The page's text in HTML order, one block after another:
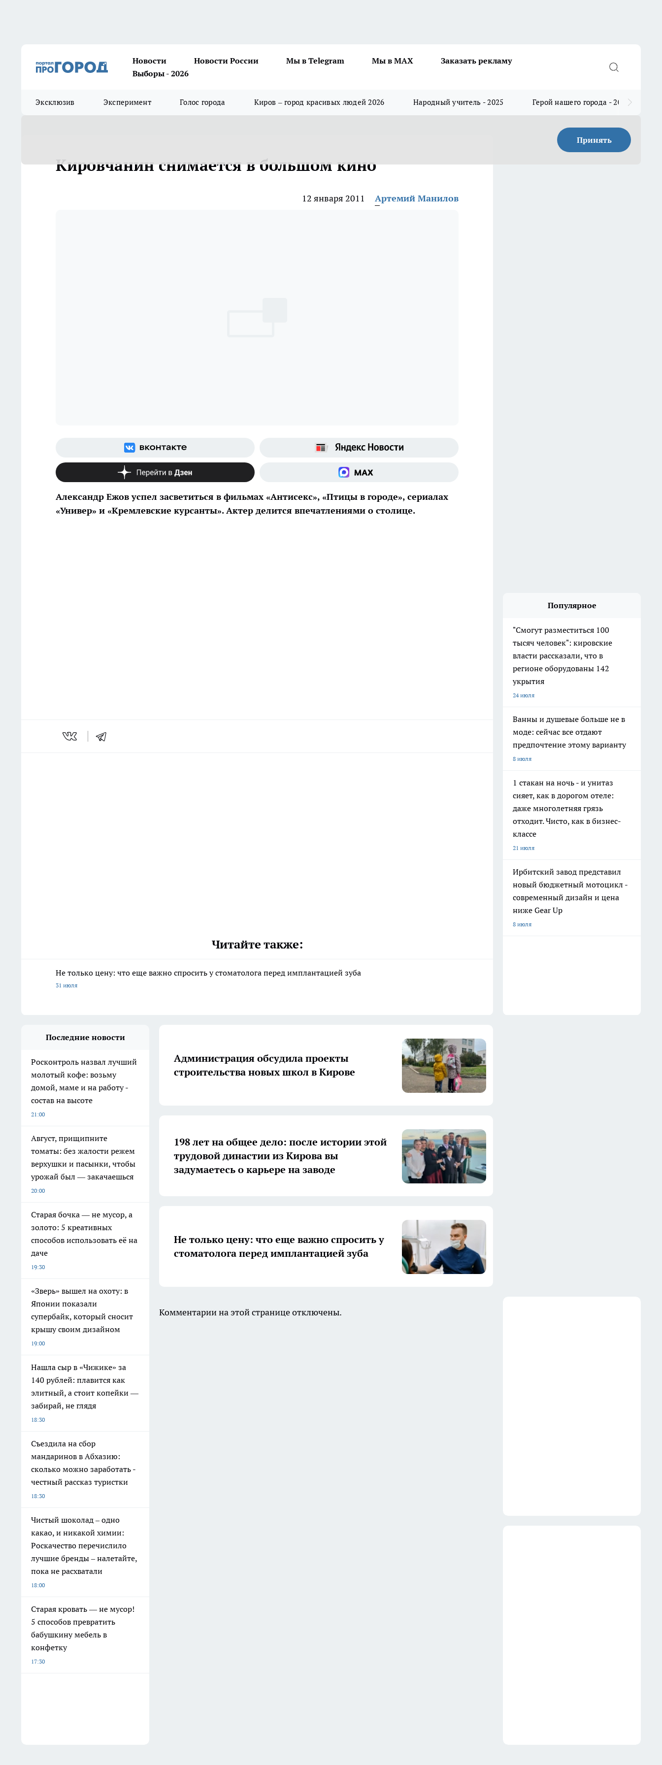
Новости Новости России Мы в Telegram Мы в MAX
Заказать рекламу
Выборы - 2026
Эксклюзив Эксперимент Голос города Киров – город красивых людей 2026 Народный учитель - 2025 Герой нашего города - 2025
Принять
Кировчанин снимается в большом кино
12 января 2011 Артемий Манилов
Александр Ежов успел засветиться в фильмах «Антисекс», «Птицы в городе», сериалах
«Универ» и «Кремлевские курсанты». Актер делится впечатлениями о столице.
Читайте также:
Не только цену: что еще важно спросить у стоматолога перед имплантацией зуба
31 июля
Популярное
"Смогут разместиться 100
тысяч человек": кировские
власти рассказали, что в
регионе оборудованы 142
укрытия
24 июля
Ванны и душевые больше не в
моде: сейчас все отдают
предпочтение этому варианту
8 июля
1 стакан на ночь - и унитаз
сияет, как в дорогом отеле:
даже многолетняя грязь
отходит. Чисто, как в бизнес-
классе
21 июля
Ирбитский завод представил
новый бюджетный мотоцикл -
современный дизайн и цена
ниже Gear Up
8 июля
Последние новости
Росконтроль назвал лучший
молотый кофе: возьму
домой, маме и на работу -
состав на высоте
21:00
Август, прищипните
томаты: без жалости режем
верхушки и пасынки, чтобы
урожай был — закачаешься
20:00
Старая бочка — не мусор, а
золото: 5 креативных
способов использовать её на
даче
19:30
«Зверь» вышел на охоту: в
Японии показали
супербайк, который сносит
крышу своим дизайном
19:00
Нашла сыр в «Чижике» за
140 рублей: плавится как
элитный, а стоит копейки —
забирай, не глядя
18:30
Съездила на сбор
мандаринов в Абхазию:
сколько можно заработать -
честный рассказ туристки
18:30
Чистый шоколад – одно
какао, и никакой химии:
Роскачество перечислило
лучшие бренды – налетайте,
пока не расхватали
18:00
Старая кровать — не мусор!
5 способов превратить
бабушкину мебель в
конфетку
17:30
Администрация обсудила проекты
строительства новых школ в Кирове
198 лет на общее дело: после истории этой
трудовой династии из Кирова вы
задумаетесь о карьере на заводе
Не только цену: что еще важно спросить у
стоматолога перед имплантацией зуба
Комментарии на этой странице отключены.